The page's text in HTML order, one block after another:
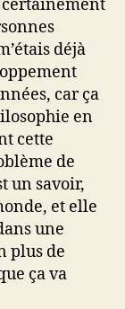
déjà
car ça
en
cette
de
un savoir,
et elle
une
plus de
ça va